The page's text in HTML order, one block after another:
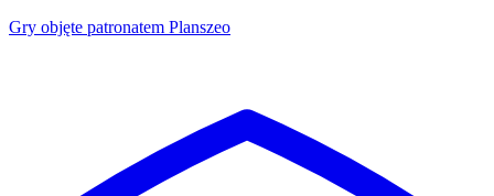
Gry objęte patronatem Planszeo